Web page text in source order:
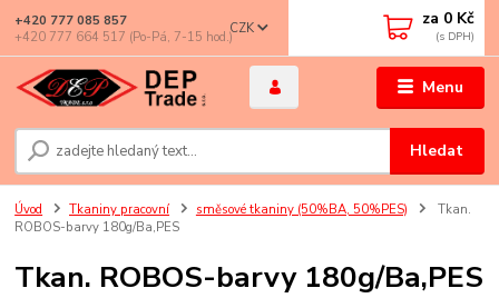
Menu
CZK
Hledat
+420 777 085 857
+420 777 664 517 (Po-Pá, 7-15 hod.)
za 0 Kč
Úvod Tkaniny pracovní směsové tkaniny (50%BA, 50%PES)
Tkan.
ROBOS-barvy 180g/Ba,PES
Tkan. ROBOS-barvy 180g/Ba,PES